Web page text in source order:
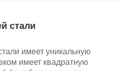
стали
имеет уникальную
имеет квадратную